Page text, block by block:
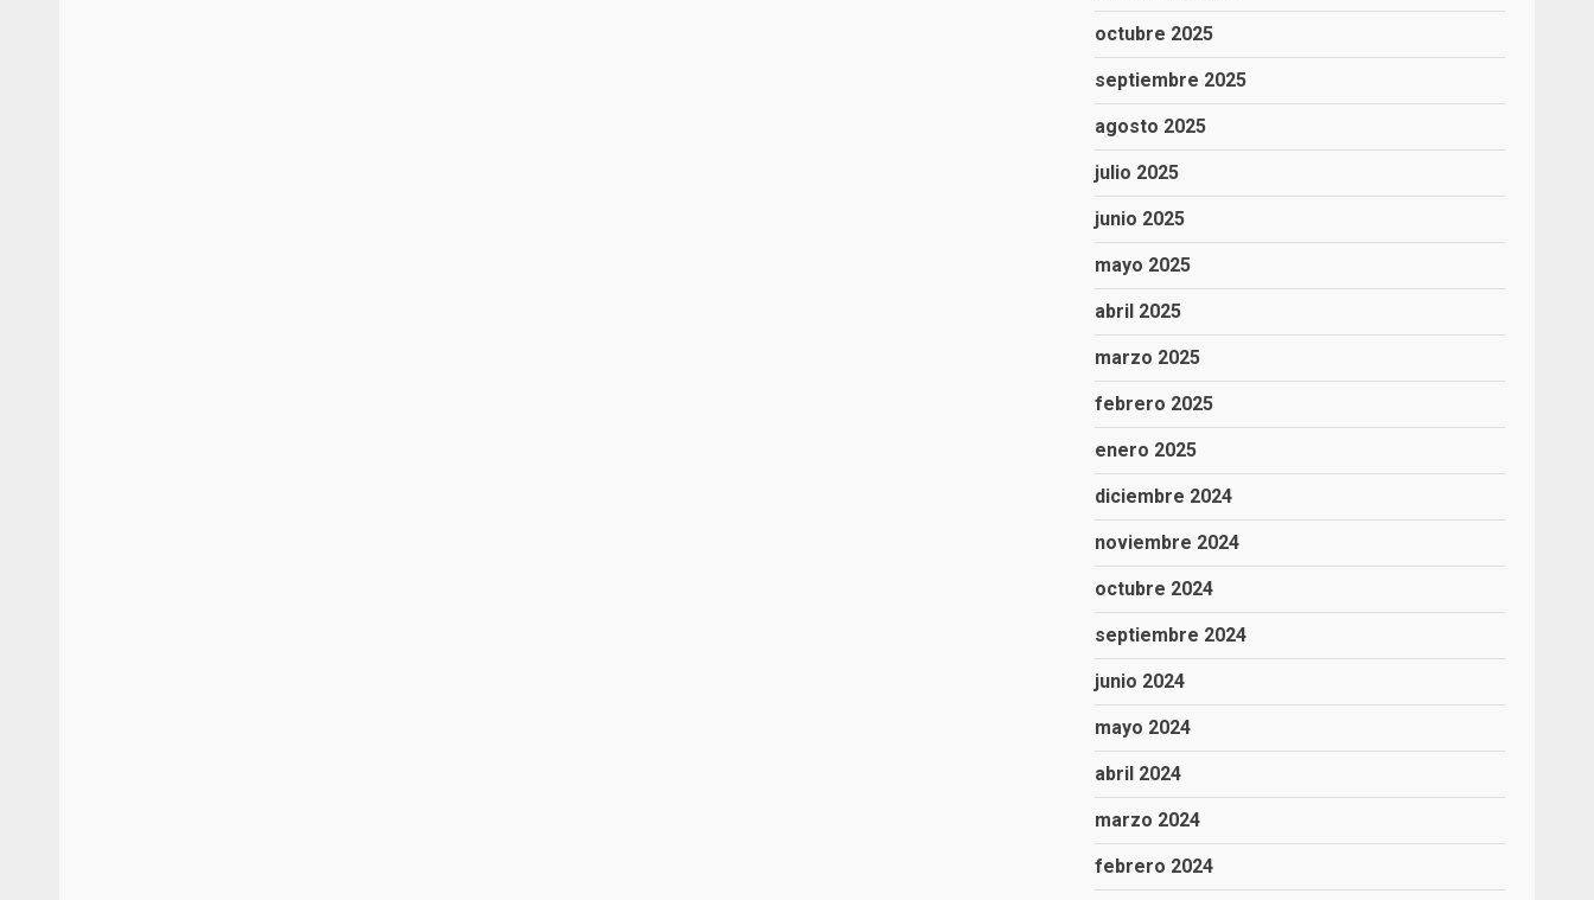
octubre 2025
septiembre 2025
agosto 2025
julio 2025
junio 2025
mayo 2025
abril 2025
marzo 2025
febrero 2025
enero 2025
diciembre 2024
noviembre 2024
octubre 2024
septiembre 2024
junio 2024
mayo 2024
abril 2024
marzo 2024
febrero 2024